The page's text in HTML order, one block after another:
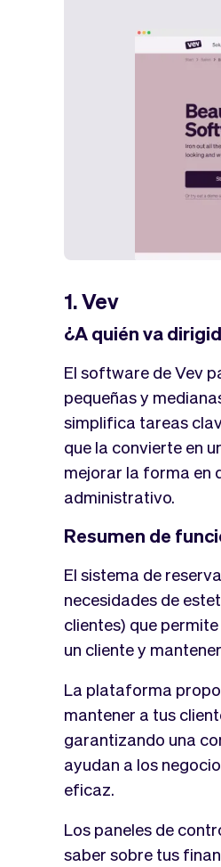
1. Vev
¿A quién va
El software de Vev
pequeñas y
simplifica tareas
que la convierte en
mejorar la forma en
administrativo.
Resumen de
El sistema de
necesidades de
clientes) que
un cliente y
La plataforma
mantener a tus
garantizando una
ayudan a los
eficaz.
Los paneles de
saber sobre tus